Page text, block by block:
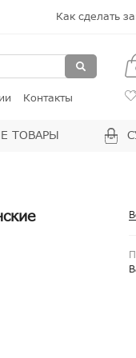
Как сделать
Контакты
ТОВАРЫ